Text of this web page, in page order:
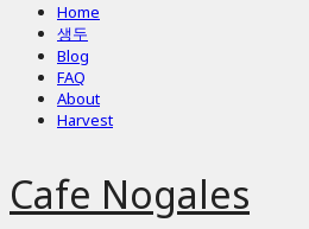
Home
생두
Blog
FAQ
About
Harvest
Cafe Nogales